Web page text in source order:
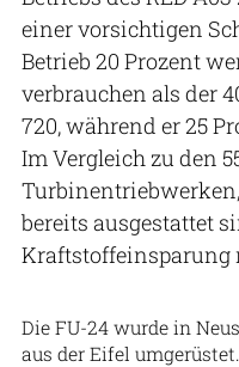
einer vorsichtigen
Betrieb 20 Prozent
verbrauchen als der
720, während er 25
Im Vergleich zu den
bereits ausgestattet
Kraftstoffeinsparung
Die FU-24 wurde in
aus der Eifel umgerüstet.